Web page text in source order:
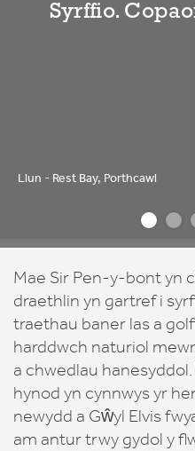
Syrffio.
Llun - Rest Bay, Porthcawl
Mae Sir Pen-y-bont yn
draethlin yn gartref i
traethau baner las a
harddwch naturiol
a chwedlau
hynod yn cynnwys yr
newydd a Gŵyl Elvis
am antur trwy gydol y